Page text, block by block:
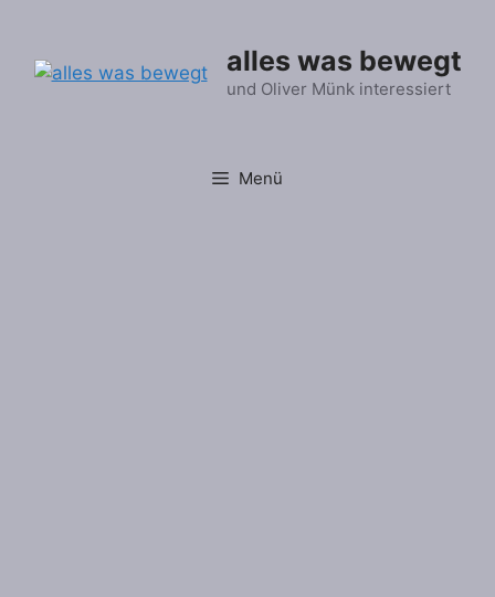
springen
alles was bewegt
und Oliver Münk interessiert
Menü